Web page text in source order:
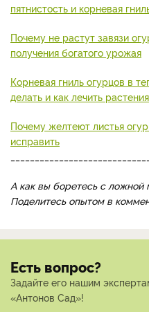
пятнистость и корневая
Почему не растут завязи
получения богатого урожая
Корневая гниль огурцов в
делать и как лечить
Почему желтеют листья
исправить
А как вы боретесь с ложной
Поделитесь опытом в
Есть вопрос?
Задайте его нашим
«Антонов Сад»!